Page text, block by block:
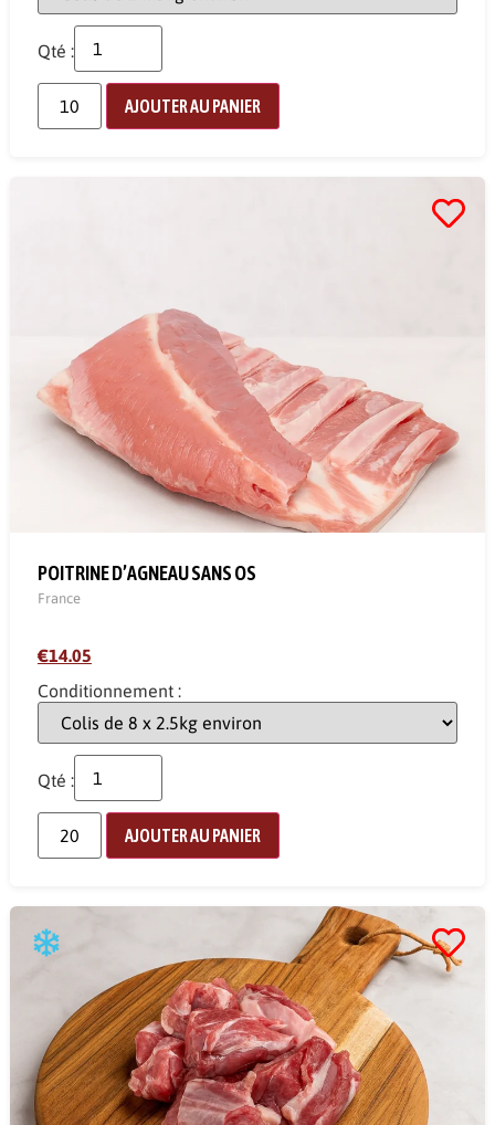
Qté :
AJOUTER AU PANIER
POITRINE D’AGNEAU SANS OS
France
€14.05
Conditionnement :
Qté :
AJOUTER AU PANIER